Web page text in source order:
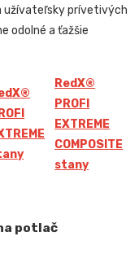
užívateľsky prívetivých
odolné a ťažšie
X®
RedX®
PROFI
EXTREME
COMPOSITE
stany
potlač